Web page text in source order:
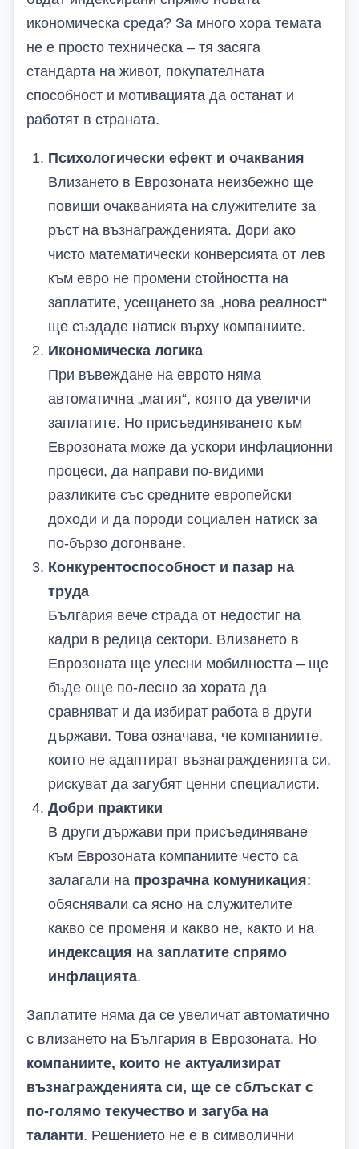
икономическа среда? За много хора темата
не е просто техническа – тя засяга
стандарта на живот, покупателната
способност и мотивацията да останат и
работят в страната.
Психологически ефект и очаквания
Влизането в Еврозоната неизбежно ще
повиши очакванията на служителите за
ръст на възнагражденията. Дори ако
чисто математически конверсията от лев
към евро не промени стойността на
заплатите, усещането за „нова реалност“
ще създаде натиск върху компаниите.
Икономическа логика
При въвеждане на еврото няма
автоматична „магия“, която да увеличи
заплатите. Но присъединяването към
Еврозоната може да ускори инфлационни
процеси, да направи по-видими
разликите със средните европейски
доходи и да породи социален натиск за
по-бързо догонване.
Конкурентоспособност и пазар на
труда
България вече страда от недостиг на
кадри в редица сектори. Влизането в
Еврозоната ще улесни мобилността – ще
бъде още по-лесно за хората да
сравняват и да избират работа в други
държави. Това означава, че компаниите,
които не адаптират възнагражденията си,
рискуват да загубят ценни специалисти.
Добри практики
В други държави при присъединяване
към Еврозоната компаниите често са
залагали на прозрачна комуникация:
обяснявали са ясно на служителите
какво се променя и какво не, както и на
индексация на заплатите спрямо
инфлацията.
Заплатите няма да се увеличат автоматично
с влизането на България в Еврозоната. Но
компаниите, които не актуализират
възнагражденията си, ще се сблъскат с
по-голямо текучество и загуба на
таланти. Решението не е в символични